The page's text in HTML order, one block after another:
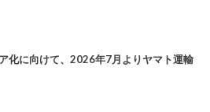
化に向けて、2026年7月よりヤマト運輸